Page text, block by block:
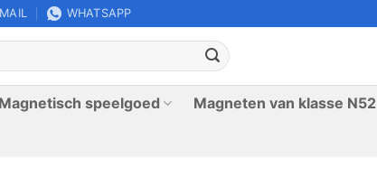
WHATSAPP
Magnetisch speelgoed Magneten van klasse N52